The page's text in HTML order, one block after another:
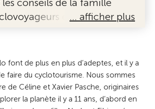
expérimentés
… afficher plus
font de plus en plus d’adeptes, et il y a
faire du cyclotourisme. Nous sommes
de Céline et Xavier Pasche, originaires
la planète il y a 11 ans, d’abord en